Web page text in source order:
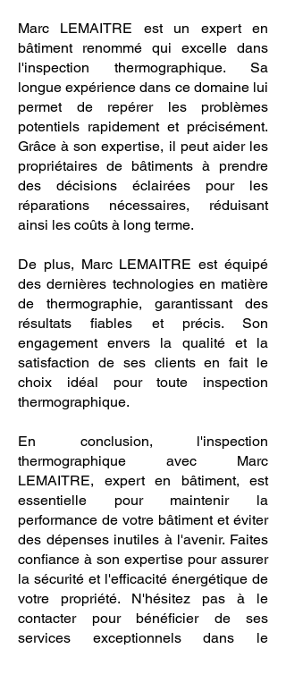
Marc LEMAITRE est un expert en
bâtiment renommé qui excelle dans
l'inspection thermographique. Sa
longue expérience dans ce domaine lui
permet de repérer les problèmes
potentiels rapidement et précisément.
Grâce à son expertise, il peut aider les
propriétaires de bâtiments à prendre
des décisions éclairées pour les
réparations nécessaires, réduisant
ainsi les coûts à long terme.
De plus, Marc LEMAITRE est équipé
des dernières technologies en matière
de thermographie, garantissant des
résultats fiables et précis. Son
engagement envers la qualité et la
satisfaction de ses clients en fait le
choix idéal pour toute inspection
thermographique.
En conclusion, l'inspection
thermographique avec Marc
LEMAITRE, expert en bâtiment, est
essentielle pour maintenir la
performance de votre bâtiment et éviter
des dépenses inutiles à l'avenir. Faites
confiance à son expertise pour assurer
la sécurité et l'efficacité énergétique de
votre propriété. N'hésitez pas à le
contacter pour bénéficier de ses
services exceptionnels dans le